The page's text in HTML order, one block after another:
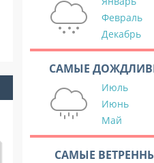
Февраль
Декабрь
САМЫЕ
Июль
Июнь
Май
САМЫЕ